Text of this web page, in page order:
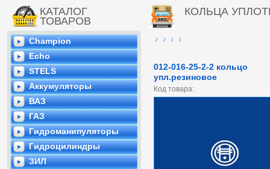
КАТАЛОГ
ТОВАРОВ
Champion
Echo
STELS
Аккумуляторы
ВАЗ
ГАЗ
Гидроманипуляторы
Гидроцилиндры
ЗИЛ
КОЛЬЦА
012-016-25-2-2 кольцо
упл.резиновое
Код товара: